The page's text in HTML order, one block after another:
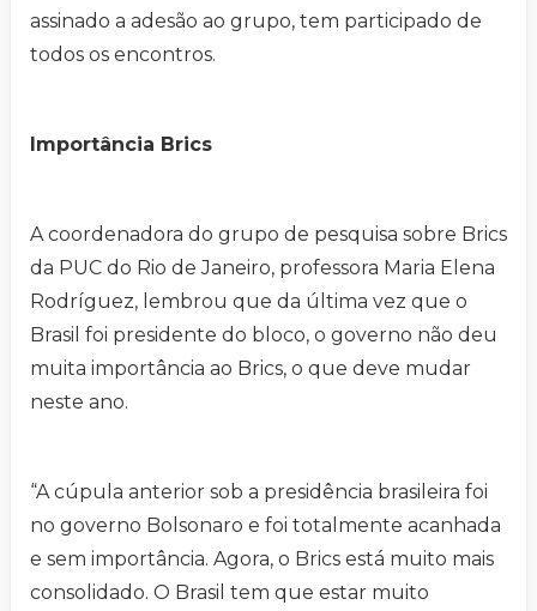
assinado a adesão ao grupo, tem participado de
todos os encontros.
Importância Brics
A coordenadora do grupo de pesquisa sobre Brics
da PUC do Rio de Janeiro, professora Maria Elena
Rodríguez, lembrou que da última vez que o
Brasil foi presidente do bloco, o governo não deu
muita importância ao Brics, o que deve mudar
neste ano.
“A cúpula anterior sob a presidência brasileira foi
no governo Bolsonaro e foi totalmente acanhada
e sem importância. Agora, o Brics está muito mais
consolidado. O Brasil tem que estar muito